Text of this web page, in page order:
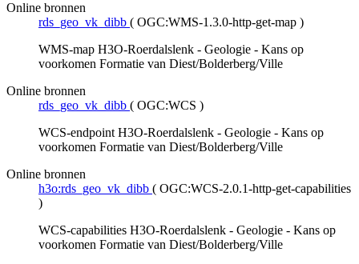
Online bronnen
rds_geo_vk_dibb ( OGC:WMS-1.3.0-http-get-map )
WMS-map H3O-Roerdalslenk - Geologie - Kans op
voorkomen Formatie van Diest/Bolderberg/Ville
Online bronnen
rds_geo_vk_dibb ( OGC:WCS )
WCS-endpoint H3O-Roerdalslenk - Geologie - Kans op
voorkomen Formatie van Diest/Bolderberg/Ville
Online bronnen
h3o:rds_geo_vk_dibb ( OGC:WCS-2.0.1-http-get-capabilities
)
WCS-capabilities H3O-Roerdalslenk - Geologie - Kans op
voorkomen Formatie van Diest/Bolderberg/Ville